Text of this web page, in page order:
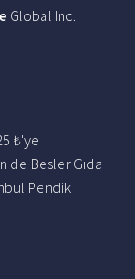
Global Inc.
₺'ye
de Besler Gıda
Pendik